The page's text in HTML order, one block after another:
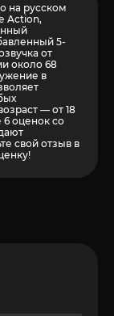
на русском
Action,
5-
от
около 68
в
— от 18
6 оценок со
свой отзыв в